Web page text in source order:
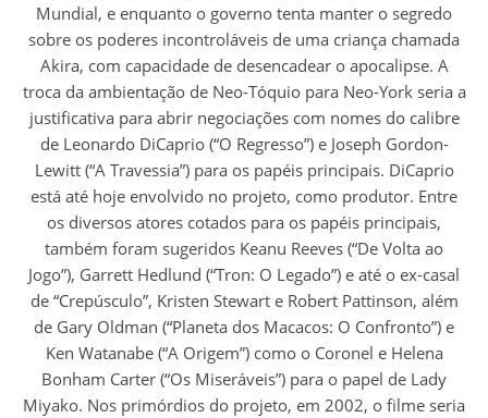
Mundial, e enquanto o governo tenta manter o segredo
sobre os poderes incontroláveis de uma criança chamada
Akira, com capacidade de desencadear o apocalipse. A
troca da ambientação de Neo-Tóquio para Neo-York seria a
justificativa para abrir negociações com nomes do calibre
de Leonardo DiCaprio (“O Regresso”) e Joseph Gordon-
Lewitt (“A Travessia”) para os papéis principais. DiCaprio
está até hoje envolvido no projeto, como produtor. Entre
os diversos atores cotados para os papéis principais,
também foram sugeridos Keanu Reeves (“De Volta ao
Jogo”), Garrett Hedlund (“Tron: O Legado”) e até o ex-casal
de “Crepúsculo”, Kristen Stewart e Robert Pattinson, além
de Gary Oldman (“Planeta dos Macacos: O Confronto”) e
Ken Watanabe (“A Origem”) como o Coronel e Helena
Bonham Carter (“Os Miseráveis”) para o papel de Lady
Miyako. Nos primórdios do projeto, em 2002, o filme seria